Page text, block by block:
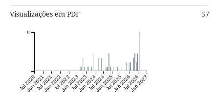
Visualizações em PDF 57
Jul 2020
Jan 2021Jul 2021
Jan 2022Jul 2022
Jan 2023Jul 2023
Jan 2024Jul 2024
Jan 2025Jul 2025
Jan 2026Jul 2026
Jan 2027
9